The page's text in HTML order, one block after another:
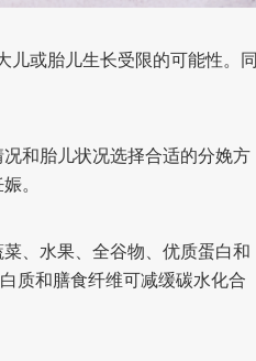
或胎儿生长受限的可能性。同
和胎儿状况选择合适的分娩方
。
、水果、全谷物、优质蛋白和
质和膳食纤维可减缓碳水化合